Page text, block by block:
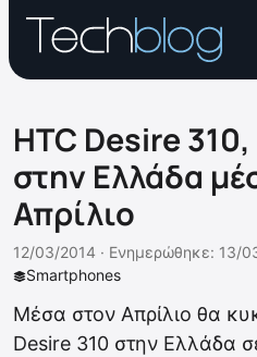
HTC Desire
στην Ελλάδα
Απρίλιο
Smartphones
12/03/2014 · Ενημερώθηκε: 13/
Μέσα στον Απρίλιο θα
Desire 310 στην Ελλάδα